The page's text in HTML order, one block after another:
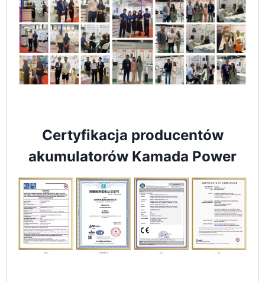
Certyfikacja producentów
akumulatorów Kamada Power